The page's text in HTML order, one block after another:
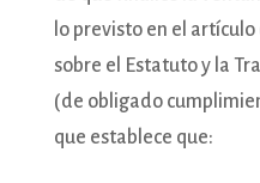
lo previsto en el
sobre el Estatuto y la
(de obligado
que establece que: